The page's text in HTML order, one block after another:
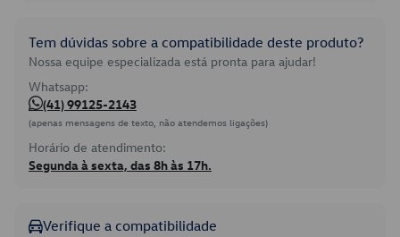
Tem dúvidas sobre a compatibilidade deste produto?
Nossa equipe especializada está pronta para ajudar!
Whatsapp:
(41) 99125-2143
(apenas mensagens de texto, não atendemos ligações)
Horário de atendimento:
Segunda à sexta, das 8h às 17h.
Verifique a compatibilidade